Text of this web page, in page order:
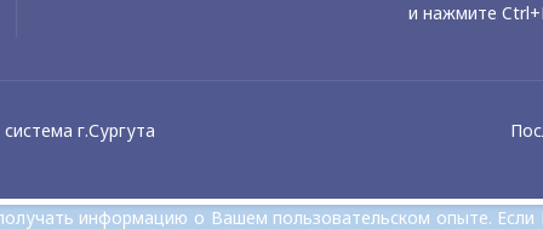
и нажмите
г.Сургута
информацию о Вашем пользовательском опыте.